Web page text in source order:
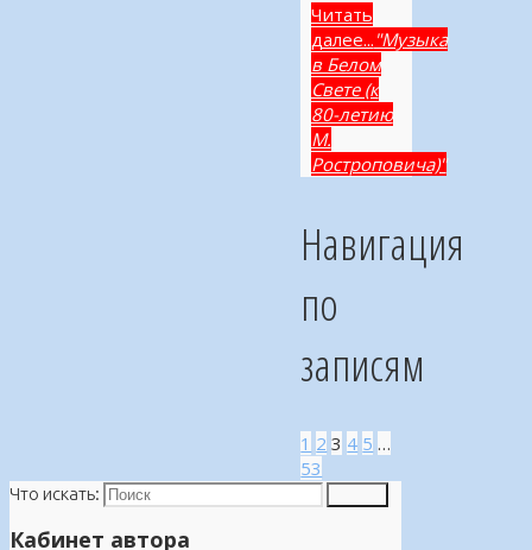
Читать
далее... "Музыка
в Белом
Свете (к
80-летию
М.
Ростроповича)"
Навигация
по
записям
1 2 3 4 5 …
53
Что искать:
Кабинет автора